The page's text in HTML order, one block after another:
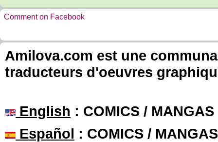
Comment on Facebook
Amilova.com est une
traducteurs d'oeuvres
English : COMICS /
Español : COMICS /